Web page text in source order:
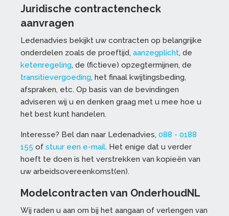
Juridische contractencheck
aanvragen
Ledenadvies bekijkt uw contracten op belangrijke
onderdelen zoals de proeftijd, aanzegplicht, de
ketenregeling, de (fictieve) opzegtermijnen, de
transitievergoeding, het finaal kwijtingsbeding,
afspraken, etc. Op basis van de bevindingen
adviseren wij u en denken graag met u mee hoe u
het best kunt handelen.
Interesse? Bel dan naar Ledenadvies, 088 - 0188
155 of stuur een e-mail. Het enige dat u verder
hoeft te doen is het verstrekken van kopieën van
uw arbeidsovereenkomst(en).
Modelcontracten van OnderhoudNL
Wij raden u aan om bij het aangaan of verlengen van